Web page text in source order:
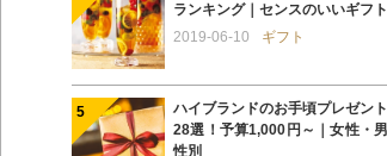
ランキング｜センスのいいギフト
2019-06-10
ギフト
ハイブランドのお手頃プレゼント
28選！予算1,000円～｜女性・男
性別